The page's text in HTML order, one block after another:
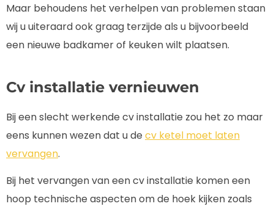
Maar behoudens het verhelpen van problemen staan
wij u uiteraard ook graag terzijde als u bijvoorbeeld
een nieuwe badkamer of keuken wilt plaatsen.
Cv installatie vernieuwen
Bij een slecht werkende cv installatie zou het zo maar
eens kunnen wezen dat u de cv ketel moet laten
vervangen.
Bij het vervangen van een cv installatie komen een
hoop technische aspecten om de hoek kijken zoals